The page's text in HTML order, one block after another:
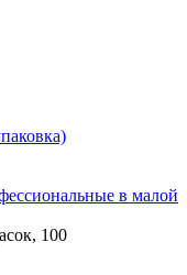
в малой
100